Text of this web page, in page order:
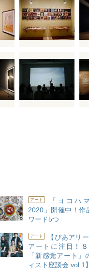
アート
「ヨコハ
2020」開催中！作
ワード5つ
アート
【ぴあアリ
アートに注目！
「新感覚アート
ィスト座談会 vol.1】